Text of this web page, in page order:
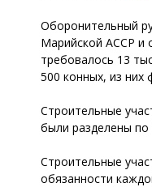
Оборонительный
Марийской АССР и
требовалось 13
500 конных, из них
Строительные
были разделены
Строительные
обязанности